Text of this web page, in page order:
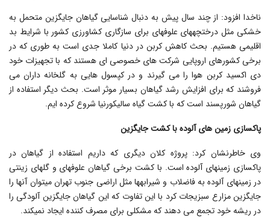
ناخدا افزود: از چند سال پیش به دنبال شناسایی گیاهان جایگزین متحمل به
خشکی مثل درختچه‎های علوفه‎ای برای سازگاری کشاورزی کشور با شرایط بد
اقلیمی هستیم. بحث کاهش کربن در دنیا کاملا جدی است به طوری که در
برخی کشورهای اروپایی شرکت های خصوصی ای هستند که با تجهیزات خود
دی اکسید کربن هوا را می گیرند و در کپسول هایی به گلخانه داران می
فروشند که برای افزایش رشد گیاهان بسیار موثر است. بحث دیگر استفاده از
گیاهان شورپسند است که با کشت گیاه سالیکورنیا شروع کرده ایم.
پاکسازی زمین های آلوده با کشت جایگزین
وی خاطرنشان کرد: پروژه کلان دیگری که داریم استفاده از گیاهان در
پاکسازی زمین‎های آلوده است. با کشت برخی گیاهان علوفه‎ای و گل‎های زینتی
در زمین‎های آلوده به فاضلاب و شیرابه‎ها مثل اراضی جنوب تهران می‎توان آنها را
جایگزین مزارع سبزیجات کرد با این تفاوت که این گیاهان جایگزین آلودگی را
در ریشه خود تجمع می دهند که مشکلی برای مصرف کننده ایجاد نمی‎کند.